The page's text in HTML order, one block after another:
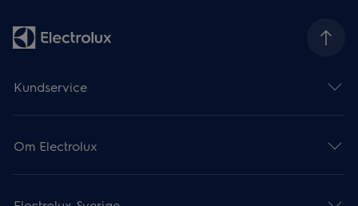
Kundservice
Om Electrolux